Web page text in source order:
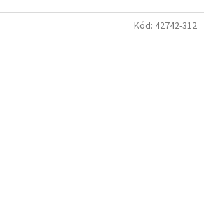
Kód: 42742-312